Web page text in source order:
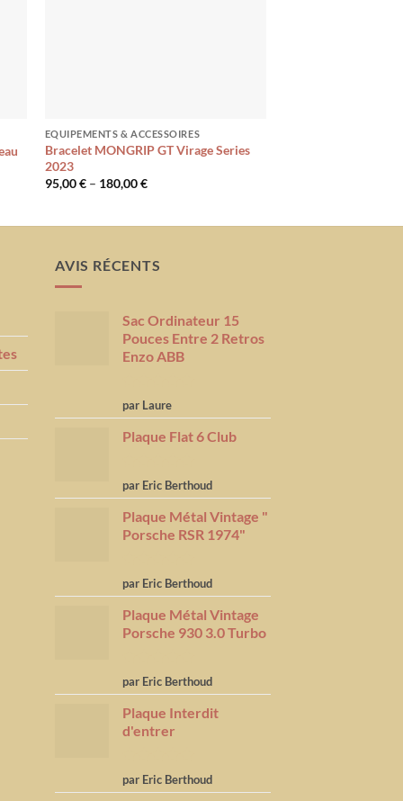
EQUIPEMENTS & ACCESSOIRES
Bracelet MONGRIP GT Virage Series
2023
95,00€– 180,00€
AVIS RÉCENTS
Sac Ordinateur 15
Pouces Entre 2 Retros
Enzo ABB
Note5sur
5
par Laure
Plaque Flat 6 Club
Note5 sur
5
par Eric Berthoud
Plaque Métal Vintage "
Porsche RSR 1974"
Note5 sur
5
par Eric Berthoud
Plaque Métal Vintage
Porsche 930 3.0 Turbo
Note5 sur
5
par Eric Berthoud
Plaque Interdit
d'entrer
Note5 sur
5
par Eric Berthoud